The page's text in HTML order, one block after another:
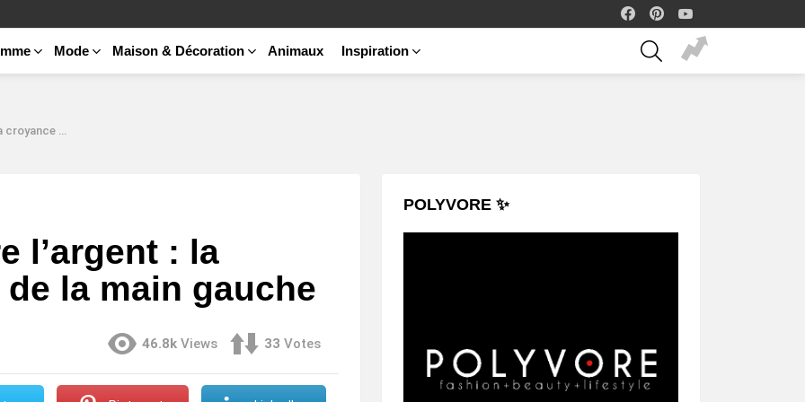
facebook
Mode Maison & Décoration Animaux Inspiration
SEARCH
la main gauche
l’argent : la
la main gauche
46.8k Views 33 Votes
POLYVORE ✨